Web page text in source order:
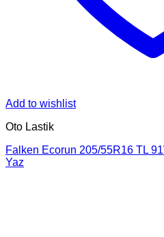
Add to wishlist
Oto Lastik
Falken Ecorun 205/55R16 TL
Yaz